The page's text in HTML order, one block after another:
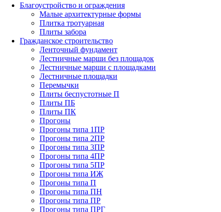
Благоустройство и ограждения
Малые архитектурные формы
Плитка тротуарная
Плиты забора
Гражданское строительство
Ленточный фундамент
Лестничные марши без площадок
Лестничные марши с площадками
Лестничные площадки
Перемычки
Плиты беспустотные П
Плиты ПБ
Плиты ПК
Прогоны
Прогоны типа 1ПР
Прогоны типа 2ПР
Прогоны типа 3ПР
Прогоны типа 4ПР
Прогоны типа 5ПР
Прогоны типа ИЖ
Прогоны типа П
Прогоны типа ПН
Прогоны типа ПР
Прогоны типа ПРГ